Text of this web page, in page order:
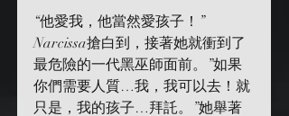
“他愛我，他當然愛孩子！”
Narcissa搶白到，接著她就衝到了
最危險的一代黑巫師面前。”如果
你們需要人質…我，我可以去！就
只是，我的孩子…拜託。”她舉著